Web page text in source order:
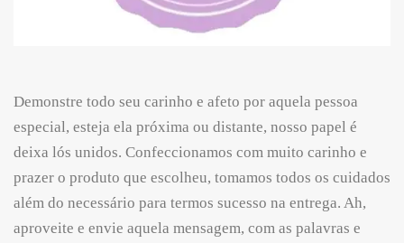
Demonstre todo seu carinho e afeto por aquela pessoa
especial, esteja ela próxima ou distante, nosso papel é
deixa lós unidos. Confeccionamos com muito carinho e
prazer o produto que escolheu, tomamos todos os cuidados
além do necessário para termos sucesso na entrega. Ah,
aproveite e envie aquela mensagem, com as palavras e